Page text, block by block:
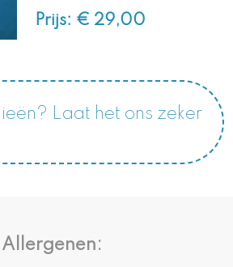
Prijs: € 29,00
Laat het ons zeker
Allergenen: